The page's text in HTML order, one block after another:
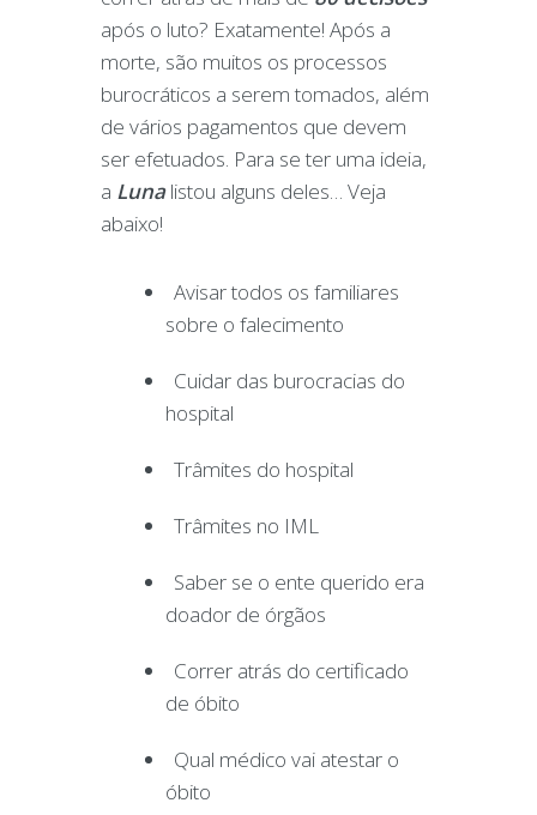
após o luto? Exatamente! Após a
morte, são muitos os processos
burocráticos a serem tomados, além
de vários pagamentos que devem
ser efetuados. Para se ter uma ideia,
a Lunalistou alguns deles… Veja
abaixo!
Avisar todos os familiares
sobre o falecimento
Cuidar das burocracias do
hospital
Trâmites do hospital
Trâmites no IML
Saber se o ente querido era
doador de órgãos
Correr atrás do certificado
de óbito
Qual médico vai atestar o
óbito